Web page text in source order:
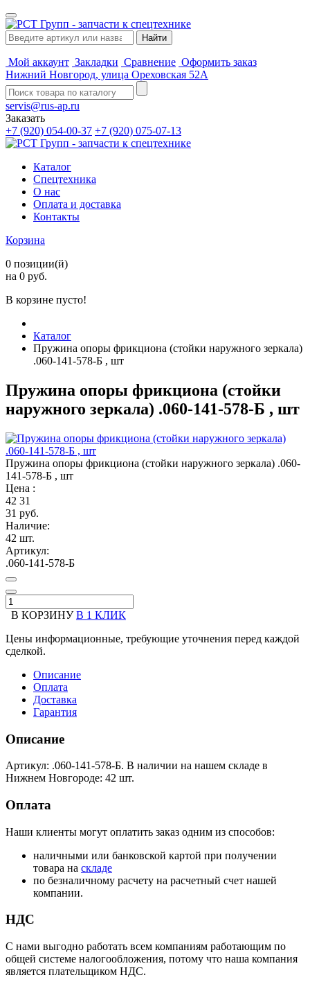
Мой аккаунт Закладки Сравнение Оформить заказ
Нижний Новгород, улица Ореховская 52А
servis@rus-ap.ru
Заказать
+7 (920) 054-00-37 +7 (920) 075-07-13
Каталог
Спецтехника
О нас
Оплата и доставка
Контакты
Корзина
0 позиции(й)
на 0 руб.
В корзине пусто!
Каталог
Пружина опоры фрикциона (стойки наружного зеркала)
.060-141-578-Б , шт
Пружина опоры фрикциона (стойки
наружного зеркала) .060-141-578-Б , шт
Пружина опоры фрикциона (стойки наружного зеркала) .060-
141-578-Б , шт
Цена :
42 31
31 руб.
Наличие:
42 шт.
Артикул:
.060-141-578-Б
В КОРЗИНУ В 1 КЛИК
Цены информационные, требующие уточнения перед каждой
сделкой.
Описание
Оплата
Доставка
Гарантия
Описание
Артикул: .060-141-578-Б. В наличии на нашем складе в
Нижнем Новгороде: 42 шт.
Оплата
Наши клиенты могут оплатить заказ одним из способов:
наличными или банковской картой при получении
товара на складе
по безналичному расчету на расчетный счет нашей
компании.
НДС
С нами выгодно работать всем компаниям работающим по
общей системе налогообложения, потому что наша компания
является плательщиком НДС.